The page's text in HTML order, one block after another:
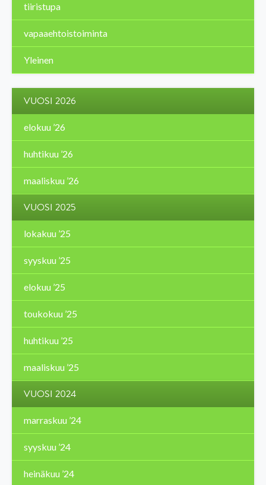
tiiristupa
vapaaehtoistoiminta
Yleinen
VUOSI 2026
elokuu ’26
huhtikuu ’26
maaliskuu ’26
VUOSI 2025
lokakuu ’25
syyskuu ’25
elokuu ’25
toukokuu ’25
huhtikuu ’25
maaliskuu ’25
VUOSI 2024
marraskuu ’24
syyskuu ’24
heinäkuu ’24